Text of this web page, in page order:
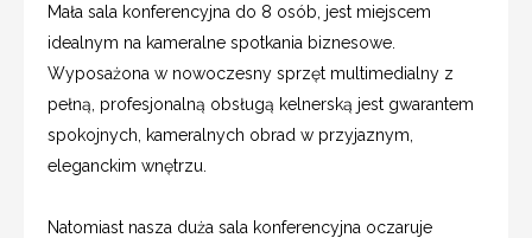
Mała sala konferencyjna do 8 osób, jest miejscem
idealnym na kameralne spotkania biznesowe.
Wyposażona w nowoczesny sprzęt multimedialny z
pełną, profesjonalną obsługą kelnerską jest gwarantem
spokojnych, kameralnych obrad w przyjaznym,
eleganckim wnętrzu.
Natomiast nasza duża sala konferencyjna oczaruje